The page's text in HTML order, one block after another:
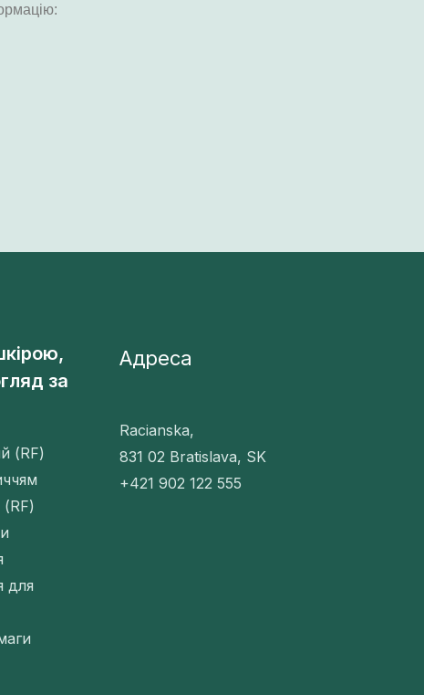
за
(RF)
(RF)
для
Адреса
Racianska,
831 02 Bratislava, SK
+421 902 122 555